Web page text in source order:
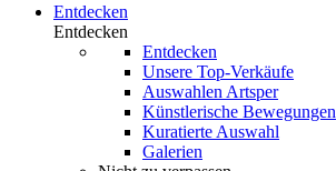
Entdecken
Entdecken
Entdecken
Unsere Top-Verkäufe
Auswahlen Artsper
Künstlerische Bewegungen
Kuratierte Auswahl
Galerien